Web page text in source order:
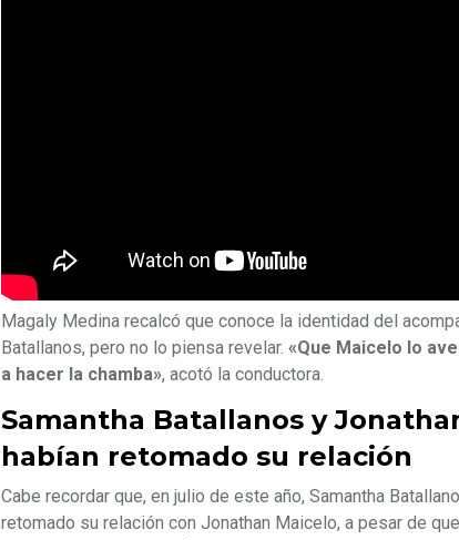
Magaly Medina recalcó que conoce la identidad del
Batallanos, pero no lo piensa revelar. «Que Maicelo lo
a hacer la chamba», acotó la conductora.
Samantha Batallanos y
habían retomado su relación
Cabe recordar que, en julio de este año, Samantha
retomado su relación con Jonathan Maicelo, a pesar de